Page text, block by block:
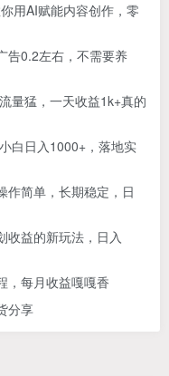
用AI赋能内容创作，​零
告0.2左右，不需要养
量猛，一天收益1k+真的
白日入1000+，落地实
作简单，长期稳定，日
收益的新玩法，日入
，每月收益嘎嘎香
分享